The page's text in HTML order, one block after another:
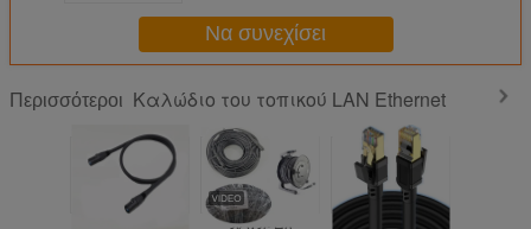
Να συνεχίσει
Περισσότεροι Καλώδιο του τοπικού LAN Ethernet